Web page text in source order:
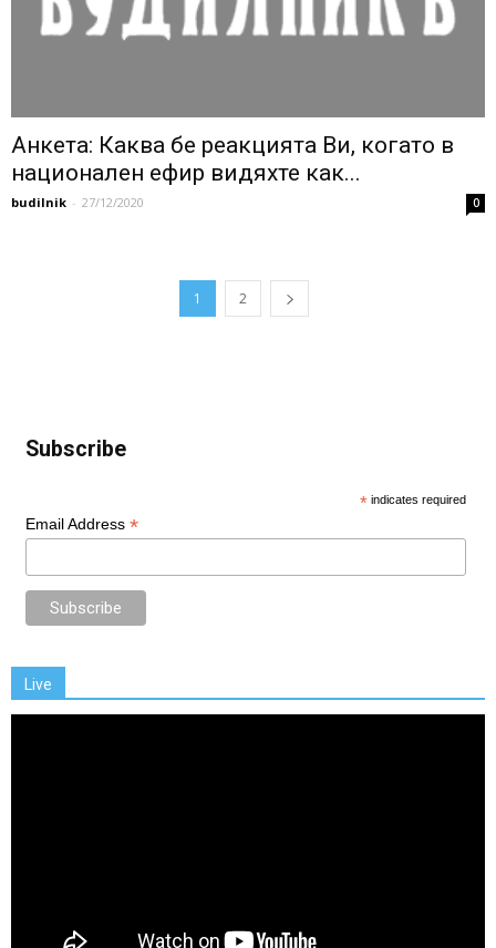
Анкета: Каква бе реакцията Ви, когато в
национален ефир видяхте как...
budilnik - 27/12/2020 0
1 2
Subscribe
* indicates required
Email Address *
Live